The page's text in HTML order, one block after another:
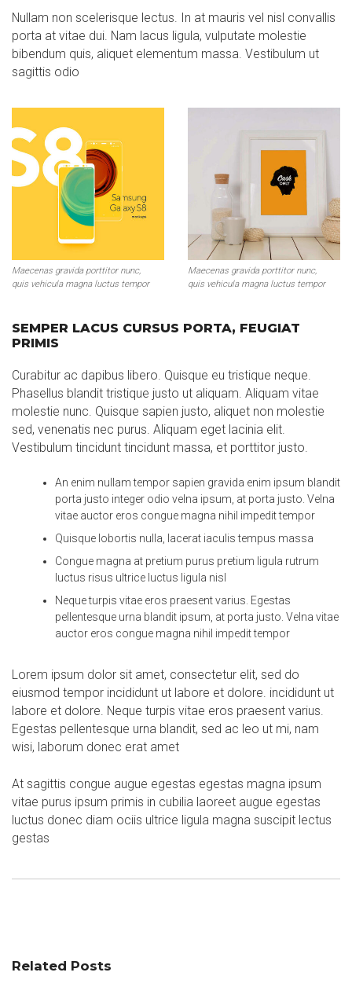
Nullam non scelerisque lectus. In at mauris vel nisl convallis
porta at vitae dui. Nam lacus ligula, vulputate molestie
bibendum quis, aliquet elementum massa. Vestibulum ut
sagittis odio
Maecenas gravida porttitor nunc,
quis vehicula magna luctus tempor
Maecenas gravida porttitor nunc,
quis vehicula magna luctus tempor
SEMPER LACUS CURSUS PORTA, FEUGIAT
PRIMIS
Curabitur ac dapibus libero. Quisque eu tristique neque.
Phasellus blandit tristique justo ut aliquam. Aliquam vitae
molestie nunc. Quisque sapien justo, aliquet non molestie
sed, venenatis nec purus. Aliquam eget lacinia elit.
Vestibulum tincidunt tincidunt massa, et porttitor justo.
An enim nullam tempor sapien gravida enim ipsum blandit
porta justo integer odio velna ipsum, at porta justo. Velna
vitae auctor eros congue magna nihil impedit tempor
Quisque lobortis nulla, lacerat iaculis tempus massa
Congue magna at pretium purus pretium ligula rutrum
luctus risus ultrice luctus ligula nisl
Neque turpis vitae eros praesent varius. Egestas
pellentesque urna blandit ipsum, at porta justo. Velna vitae
auctor eros congue magna nihil impedit tempor
Lorem ipsum dolor sit amet, consectetur elit, sed do
eiusmod tempor incididunt ut labore et dolore. incididunt ut
labore et dolore. Neque turpis vitae eros praesent varius.
Egestas pellentesque urna blandit, sed ac leo ut mi, nam
wisi, laborum donec erat amet
At sagittis congue augue egestas egestas magna ipsum
vitae purus ipsum primis in cubilia laoreet augue egestas
luctus donec diam ociis ultrice ligula magna suscipit lectus
gestas
Related Posts